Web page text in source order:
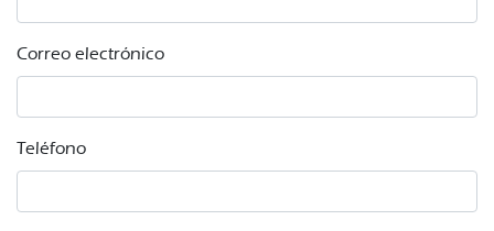
Correo electrónico
Teléfono